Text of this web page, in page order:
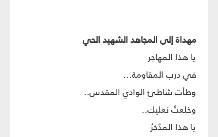
مهداة إلى المجاهد الشهيد الحي
يا هذا المهاجر
في درب المقاومة...
وطأت شاطئ الوادي المقدس..
وخلعتُ نعليك..
يا هذا المدَّخرُ